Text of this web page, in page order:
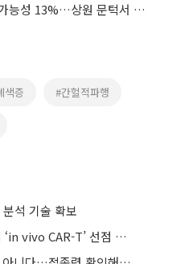
美 클래리티 법안 연내 통과 가능성 13%…상원 문턱서 제동
색증 #간헐적파행
석 기술 확보
J&J도 참전…빅파마, 차세대 ‘in vivo CAR-T’ 선점 경쟁 본격화